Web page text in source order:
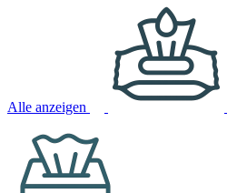
Alle anzeigen